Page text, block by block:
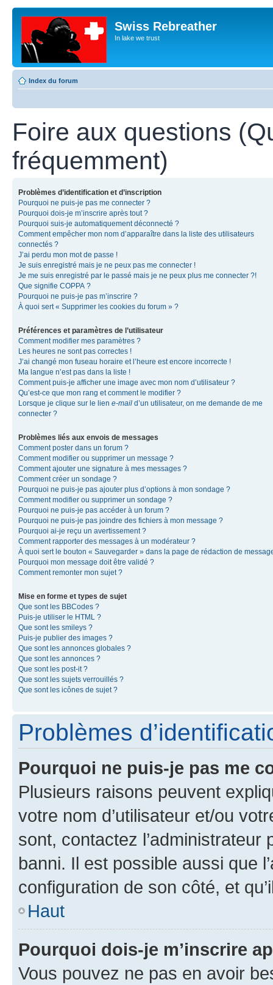
Swiss Rebreather
In lake we trust
Index du forum
Foire aux questions
fréquemment)
Problèmes d’identification et d’inscription
Pourquoi ne puis-je pas me connecter ?
Pourquoi dois-je m’inscrire après tout ?
Pourquoi suis-je automatiquement déconnecté ?
Comment empêcher mon nom d’apparaître dans la liste des utilisateurs
connectés ?
J’ai perdu mon mot de passe !
Je suis enregistré mais je ne peux pas me connecter !
Je me suis enregistré par le passé mais je ne peux plus me connecter ?!
Que signifie COPPA ?
Pourquoi ne puis-je pas m’inscrire ?
À quoi sert « Supprimer les cookies du forum » ?
Préférences et paramètres de l’utilisateur
Comment modifier mes paramètres ?
Les heures ne sont pas correctes !
J’ai changé mon fuseau horaire et l’heure est encore incorrecte !
Ma langue n’est pas dans la liste !
Comment puis-je afficher une image avec mon nom d’utilisateur ?
Qu’est-ce que mon rang et comment le modifier ?
Lorsque je clique sur le lien e-mail d’un utilisateur, on me demande de me
connecter ?
Problèmes liés aux envois de messages
Comment poster dans un forum ?
Comment modifier ou supprimer un message ?
Comment ajouter une signature à mes messages ?
Comment créer un sondage ?
Pourquoi ne puis-je pas ajouter plus d’options à mon sondage ?
Comment modifier ou supprimer un sondage ?
Pourquoi ne puis-je pas accéder à un forum ?
Pourquoi ne puis-je pas joindre des fichiers à mon message ?
Pourquoi ai-je reçu un avertissement ?
Comment rapporter des messages à un modérateur ?
À quoi sert le bouton « Sauvegarder » dans la page de rédaction de
Pourquoi mon message doit être validé ?
Comment remonter mon sujet ?
Mise en forme et types de sujet
Que sont les BBCodes ?
Puis-je utiliser le HTML ?
Que sont les smileys ?
Puis-je publier des images ?
Que sont les annonces globales ?
Que sont les annonces ?
Que sont les post-it ?
Que sont les sujets verrouillés ?
Que sont les icônes de sujet ?
Problèmes
Pourquoi ne puis-je pas me
Plusieurs raisons peuvent
votre nom d’utilisateur et/ou
sont, contactez l’administrateur
banni. Il est possible aussi que
configuration de son côté, et
Haut
Pourquoi dois-je m’inscrire
Vous pouvez ne pas en avoir